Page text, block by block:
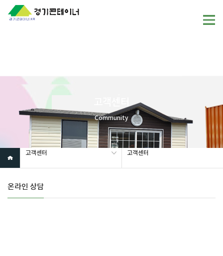
Warning: mysql_fetch_array(): supplied argument is not a valid
MySQL result resource in
/home/gunggictr/gungboard/view.php
Community
고객센터 고객센터
온라인 상담